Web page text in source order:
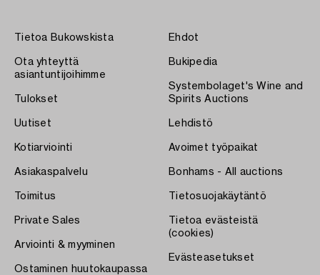
Tietoa Bukowskista
Ota yhteyttä
asiantuntijoihimme
Tulokset
Uutiset
Kotiarviointi
Asiakaspalvelu
Toimitus
Private Sales
Arviointi & myyminen
Ostaminen huutokaupassa
Ehdot
Bukipedia
Systembolaget's Wine and
Spirits Auctions
Lehdistö
Avoimet työpaikat
Bonhams - All auctions
Tietosuojakäytäntö
Tietoa evästeistä
(cookies)
Evästeasetukset